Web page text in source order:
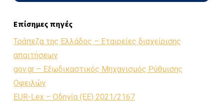
Επίσημες πηγές
Τράπεζα της Ελλάδος – Εταιρείες διαχείρισης
απαιτήσεων
gov.gr – Εξωδικαστικός Μηχανισμός Ρύθμισης
Οφειλών
EUR-Lex – Οδηγία (ΕΕ) 2021/2167